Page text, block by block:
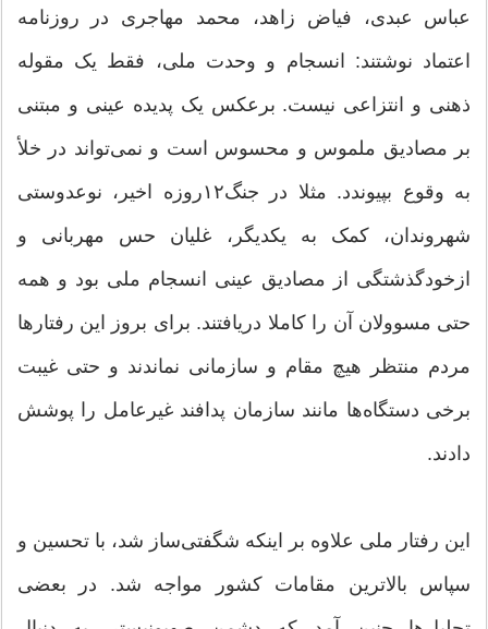
عباس عبدی، فیاض زاهد، محمد مهاجری در روزنامه
اعتماد نوشتند: انسجام و وحدت ملی، فقط یک مقوله
ذهنی و انتزاعی نیست. برعکس یک پدیده عینی و مبتنی
بر مصادیق ملموس و محسوس است و نمی‌تواند در خلأ
به وقوع بپیوندد. مثلا در جنگ۱۲روزه اخیر، نوعدوستی
شهروندان، کمک به یکدیگر، غلیان حس مهربانی و
ازخودگذشتگی از مصادیق عینی انسجام ملی بود و همه
حتی مسوولان آن را کاملا دریافتند. برای بروز این رفتارها
مردم منتظر هیچ مقام و سازمانی نماندند و حتی غیبت
برخی دستگاه‌ها مانند سازمان پدافند غیرعامل را پوشش
دادند.
این رفتار ملی علاوه بر اینکه شگفتی‌ساز شد، با تحسین و
سپاس بالاترین مقامات کشور مواجه شد. در بعضی